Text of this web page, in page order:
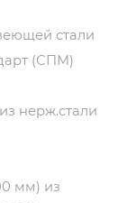
стали
(СПМ)
нерж.стали
мм) из